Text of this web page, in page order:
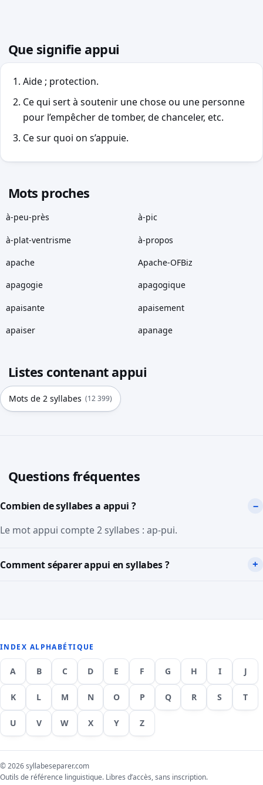
Que signifie appui
Aide ; protection.
Ce qui sert à soutenir une chose ou une personne
pour l’empêcher de tomber, de chanceler, etc.
Ce sur quoi on s’appuie.
Mots proches
à-peu-près à-pic
à-plat-ventrisme à-propos
apache Apache-OFBiz
apagogie apagogique
apaisante apaisement
apaiser apanage
Listes contenant appui
Mots de 2 syllabes (12 399)
Questions fréquentes
Combien de syllabes a appui ?
Le mot appui compte 2 syllabes : ap-pui.
Comment séparer appui en syllabes ?
INDEX ALPHABÉTIQUE
A B C D E F G H I J
K L M N O P Q R S T
U V W X Y Z
© 2026 syllabeseparer.com
Outils de référence linguistique. Libres d’accès, sans inscription.